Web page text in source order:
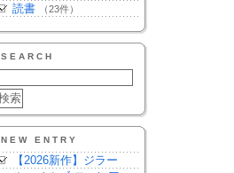
読書 （23件）
SEARCH
NEW ENTRY
【2026新作】ジラー